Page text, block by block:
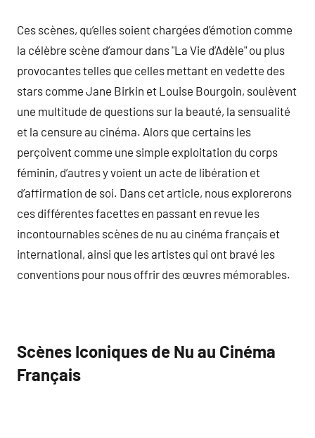
Ces scènes, qu’elles soient chargées d’émotion comme
la célèbre scène d’amour dans "La Vie d’Adèle" ou plus
provocantes telles que celles mettant en vedette des
stars comme Jane Birkin et Louise Bourgoin, soulèvent
une multitude de questions sur la beauté, la sensualité
et la censure au cinéma. Alors que certains les
perçoivent comme une simple exploitation du corps
féminin, d’autres y voient un acte de libération et
d’affirmation de soi. Dans cet article, nous explorerons
ces différentes facettes en passant en revue les
incontournables scènes de nu au cinéma français et
international, ainsi que les artistes qui ont bravé les
conventions pour nous offrir des œuvres mémorables.
Scènes Iconiques de Nu au Cinéma
Français